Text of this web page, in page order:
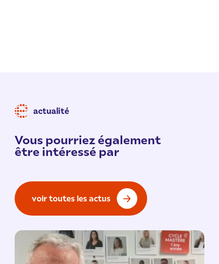
actualité
Vous pourriez également
être intéressé par
voir toutes les actus